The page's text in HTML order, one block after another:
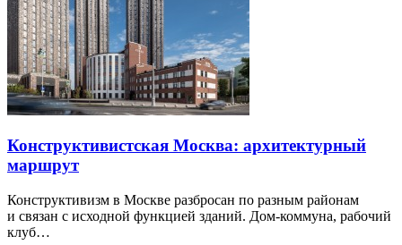
Конструктивистская Москва: архитектурный
маршрут
Конструктивизм в Москве разбросан по разным районам
и связан с исходной функцией зданий. Дом-коммуна, рабочий
клуб…